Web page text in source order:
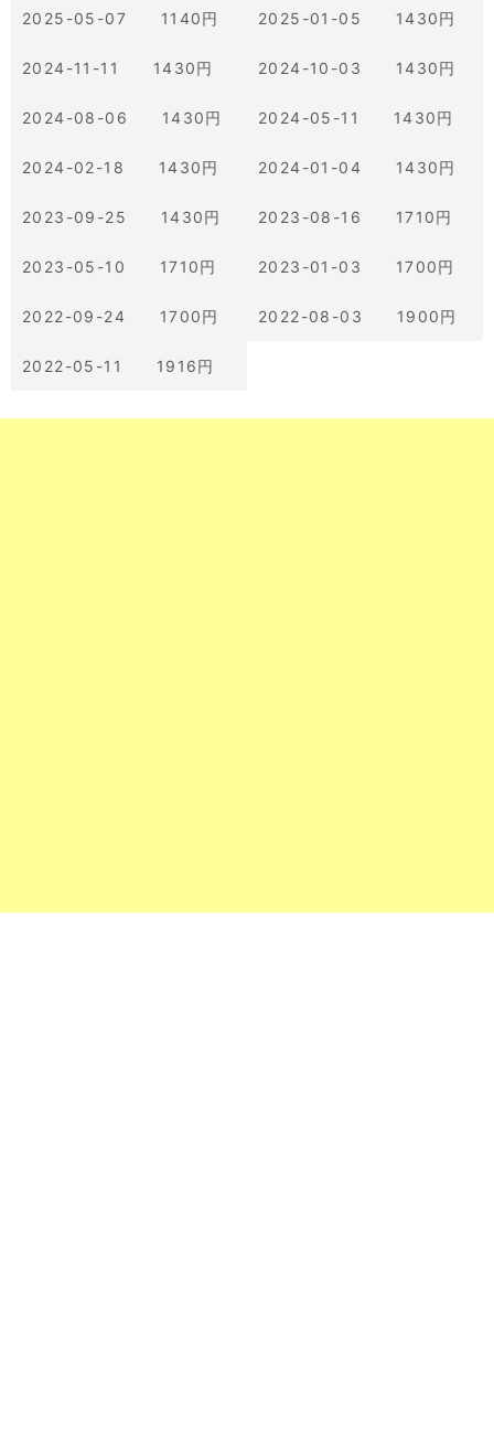
2025-05-07 1140円 2025-01-05 1430円
2024-11-11 1430円 2024-10-03 1430円
2024-08-06 1430円 2024-05-11 1430円
2024-02-18 1430円 2024-01-04 1430円
2023-09-25 1430円 2023-08-16 1710円
2023-05-10 1710円 2023-01-03 1700円
2022-09-24 1700円 2022-08-03 1900円
2022-05-11 1916円